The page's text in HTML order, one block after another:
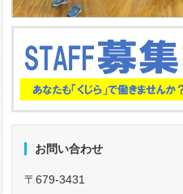
お問い合わせ
〒679-3431